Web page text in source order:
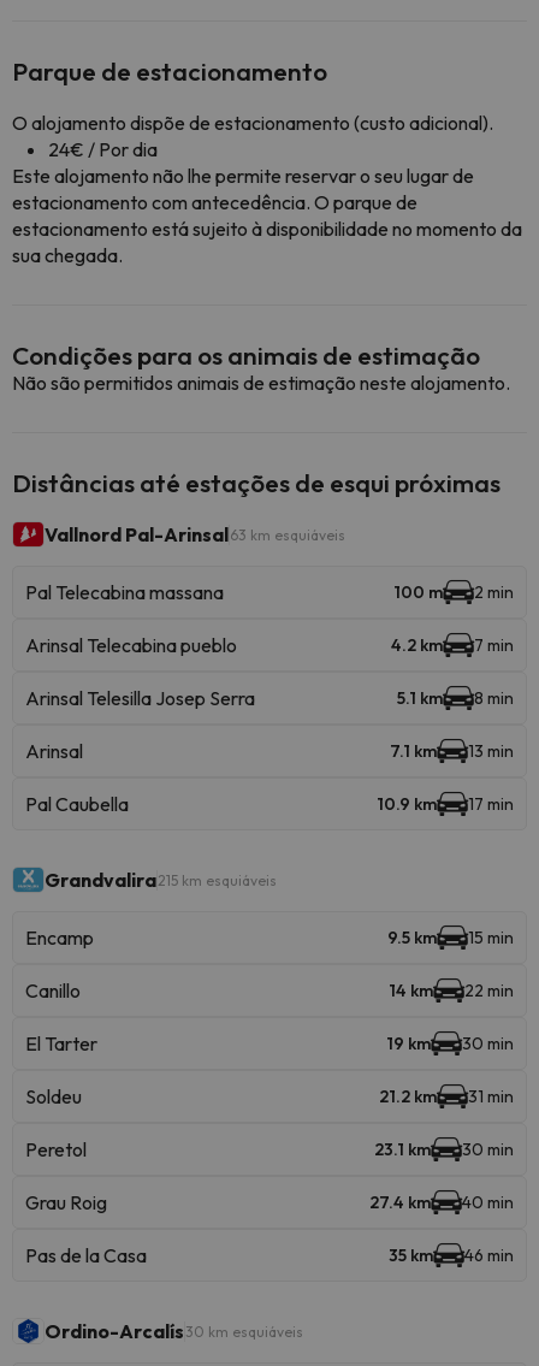
Parque de estacionamento
O alojamento dispõe de estacionamento (custo adicional).
24€ / Por dia
Este alojamento não lhe permite reservar o seu lugar de
estacionamento com antecedência. O parque de
estacionamento está sujeito à disponibilidade no momento da
sua chegada.
Condições para os animais de estimação
Não são permitidos animais de estimação neste alojamento.
Distâncias até estações de esqui próximas
Vallnord Pal-Arinsal63 km esquiáveis
Pal Telecabina massana 100 m 2 min
Arinsal Telecabina pueblo 4.2 km 7 min
Arinsal Telesilla Josep Serra 5.1 km 8 min
Arinsal 7.1 km 13 min
Pal Caubella 10.9 km 17 min
Grandvalira215 km esquiáveis
Encamp 9.5 km 15 min
Canillo 14 km 22 min
El Tarter 19 km 30 min
Soldeu 21.2 km 31 min
Peretol 23.1 km 30 min
Grau Roig 27.4 km 40 min
Pas de la Casa 35 km 46 min
Ordino-Arcalís 30 km esquiáveis